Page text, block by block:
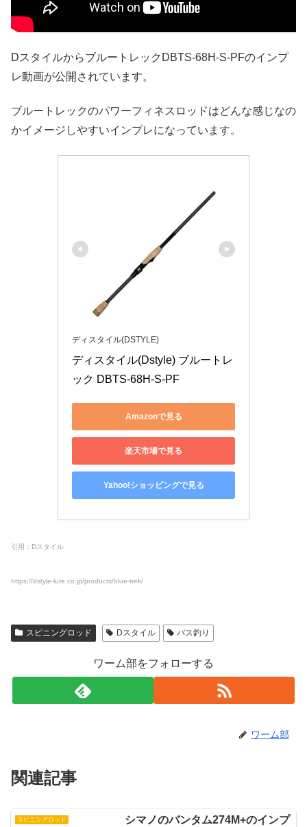
DスタイルからブルートレックDBTS-68H-S-PFのインプ
レ動画が公開されています。
ブルートレックのパワーフィネスロッドはどんな感じなの
かイメージしやすいインプレになっています。
ディスタイル(DSTYLE)
ディスタイル(Dstyle) ブルートレ
ック DBTS-68H-S-PF
Amazonで見る
楽天市場で見る
Yahoo!ショッピングで見る
引用：Dスタイル
https://dstyle-lure.co.jp/products/blue-trek/
スピニングロッド Dスタイル バス釣り
ワーム部をフォローする
ワーム部
関連記事
スピニングロッド
シマノのバンタム274M+のインプ